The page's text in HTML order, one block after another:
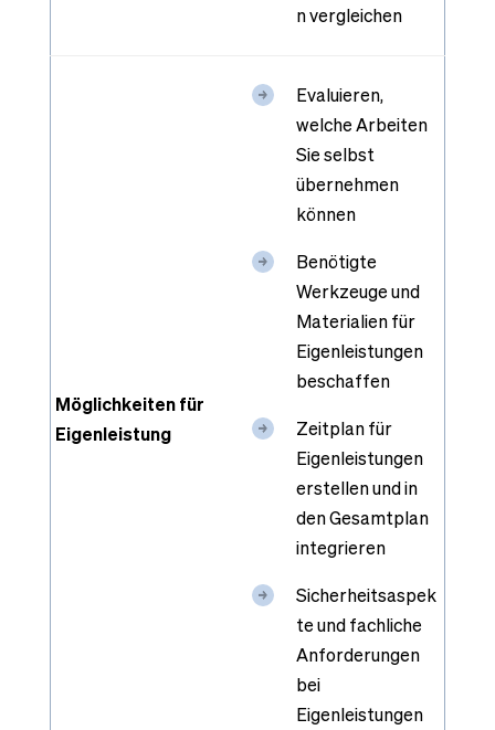
n vergleichen
Möglichkeiten für
Eigenleistung
Evaluieren,
welche Arbeiten
Sie selbst
übernehmen
können
Benötigte
Werkzeuge und
Materialien für
Eigenleistungen
beschaffen
Zeitplan für
Eigenleistungen
erstellen und in
den Gesamtplan
integrieren
Sicherheitsaspek
te und fachliche
Anforderungen
bei
Eigenleistungen